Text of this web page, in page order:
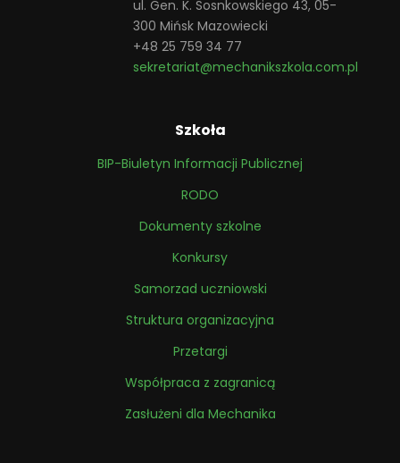
ul. Gen. K. Sosnkowskiego 43, 05-
300 Mińsk Mazowiecki
+48 25 759 34 77
sekretariat@mechanikszkola.com.pl
Szkoła
BIP-Biuletyn Informacji Publicznej
RODO
Dokumenty szkolne
Konkursy
Samorzad uczniowski
Struktura organizacyjna
Przetargi
Współpraca z zagranicą
Zasłużeni dla Mechanika